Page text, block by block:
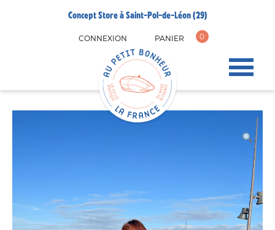
Concept Store à Saint-Pol-de-Léon (29)
CONNEXION PANIER 0